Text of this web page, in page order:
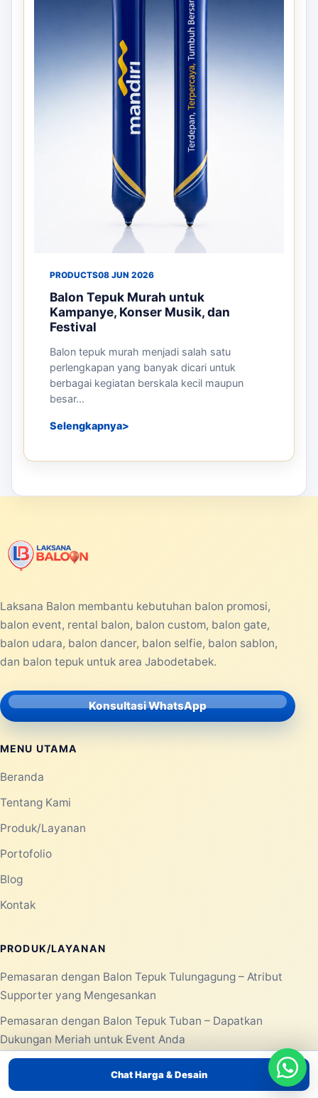
PRODUCTS08 JUN 2026
Balon Tepuk Murah untuk
Kampanye, Konser Musik, dan
Festival
Balon tepuk murah menjadi salah satu
perlengkapan yang banyak dicari untuk
berbagai kegiatan berskala kecil maupun
besar...
Selengkapnya
Chat Harga & Desain
Laksana Balon membantu kebutuhan balon promosi,
balon event, rental balon, balon custom, balon gate,
balon udara, balon dancer, balon selfie, balon sablon,
dan balon tepuk untuk area Jabodetabek.
Konsultasi WhatsApp
MENU UTAMA
Beranda
Tentang Kami
Produk/Layanan
Portofolio
Blog
Kontak
PRODUK/LAYANAN
Pemasaran dengan Balon Tepuk Tulungagung – Atribut
Supporter yang Mengesankan
Pemasaran dengan Balon Tepuk Tuban – Dapatkan
Dukungan Meriah untuk Event Anda
Pemasaran dengan Balon Tepuk Trenggalek – Ciptakan
Atmosfer Event yang Meriah